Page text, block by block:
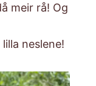
meir rå! Og
neslene!